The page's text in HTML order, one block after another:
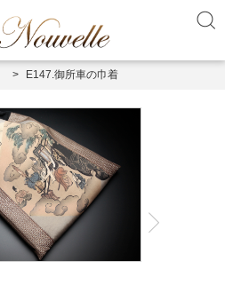
E147.御所車の巾着